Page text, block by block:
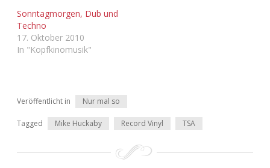
Sonntagmorgen, Dub und
Techno
17. Oktober 2010
In "Kopfkinomusik"
Veröffentlicht in Nur mal so
Tagged Mike Huckaby Record Vinyl TSA